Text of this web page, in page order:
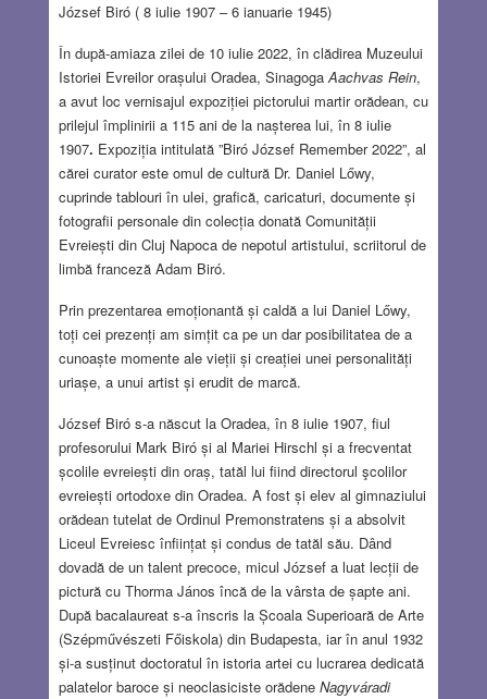
József Biró ( 8 iulie 1907 – 6 ianuarie 1945)
În după-amiaza zilei de 10 iulie 2022, în clădirea Muzeului
Istoriei Evreilor orașului Oradea, SinagogaAachvas Rein,
a avut loc vernisajul expoziției pictorului martir orădean, cu
prilejul împlinirii a 115 ani de la nașterea lui, în 8 iulie
1907. Expoziția intitulată ”Biró József Remember 2022”, al
cărei curator este omul de cultură Dr. Daniel Lőwy,
cuprinde tablouri în ulei, grafică, caricaturi, documente și
fotografii personale din colecția donată Comunității
Evreiești din Cluj Napoca de nepotul artistului, scriitorul de
limbă franceză Adam Biró.
Prin prezentarea emoționantă și caldă a lui Daniel Lőwy,
toți cei prezenți am simțit ca pe un dar posibilitatea de a
cunoaște momente ale vieții și creației unei personalități
uriașe, a unui artist și erudit de marcă.
József Biró s-a născut la Oradea, în 8 iulie 1907, fiul
profesorului Mark Biró și al Mariei Hirschl și a frecventat
școlile evreiești din oraș, tatăl lui fiind directorul şcolilor
evreiești ortodoxe din Oradea. A fost și elev al gimnaziului
orădean tutelat de Ordinul Premonstratens și a absolvit
Liceul Evreiesc înființat și condus de tatăl său. Dând
dovadă de un talent precoce, micul József a luat lecții de
pictură cu Thorma János încă de la vârsta de șapte ani.
După bacalaureat s-a înscris la Școala Superioară de Arte
(Szépművészeti Főiskola) din Budapesta, iar în anul 1932
și-a susținut doctoratul în istoria artei cu lucrarea dedicată
palatelor baroce și neoclasiciste orădene Nagyváradi